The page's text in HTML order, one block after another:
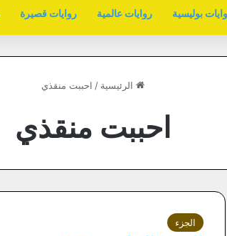
بوليسية روايات عالمية روايات قصيرة
الرئيسية / احببت منقذي
احببت منقذي
الجزء